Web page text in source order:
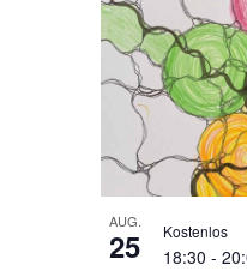
der
mit
den
gefilterten
Ergebnissen
aktualisieren
of
in
Photo
View
AUG.
25 18:30 -
Kostenlos